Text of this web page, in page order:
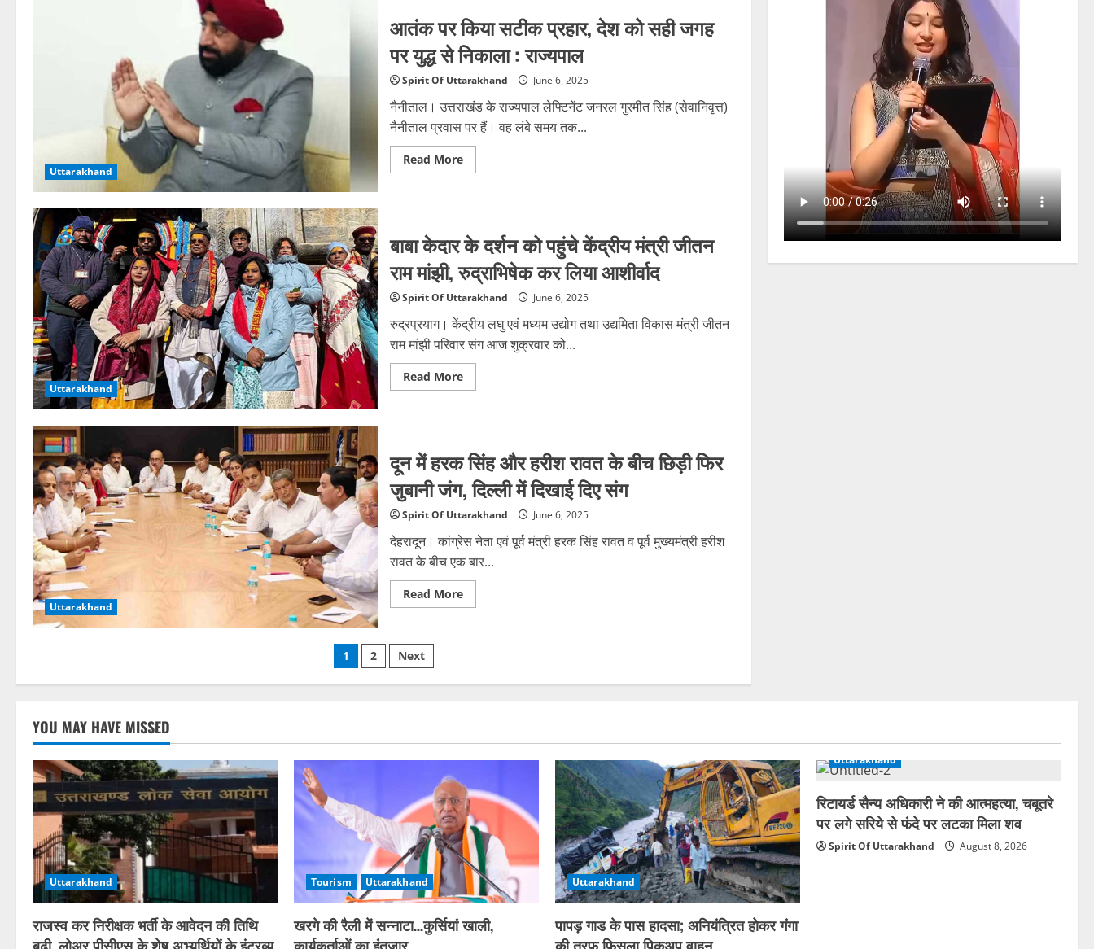
को
धमकाया,
फिर
अलमारी
से
चोरी
कराए
32
लाख
के
जेवर,
आरोपी
गिरफ्तार
Uttarakhand
आतंक पर किया सटीक प्रहार, देश को सही जगह
पर युद्ध से निकाला : राज्यपाल
Spirit Of Uttarakhand June 6, 2025
नैनीताल। उत्तराखंड के राज्यपाल लेफ्टिनेंट जनरल गुरमीत सिंह (सेवानिवृत्त)
नैनीताल प्रवास पर हैं। वह लंबे समय तक...
Read MoreRead
more
प्रहार,
देश
सही
जगह
पर
युद्ध
से
निकाला
:
राज्यपाल
Uttarakhand
बाबा केदार के दर्शन को पहुंचे केंद्रीय मंत्री जीतन
राम मांझी, रुद्राभिषेक कर लिया आशीर्वाद
Spirit Of Uttarakhand June 6, 2025
रुद्रप्रयाग। केंद्रीय लघु एवं मध्यम उद्योग तथा उद्यमिता विकास मंत्री जीतन
राम मांझी परिवार संग आज शुक्रवार को...
Read MoreRead
more
को
पहुंचे
केंद्रीय
मंत्री
जीतन
राम
रुद्राभिषेक
कर
लिया
आशीर्वाद
Uttarakhand
दून में हरक सिंह और हरीश रावत के बीच छिड़ी फिर
जुबानी जंग, दिल्ली में दिखाई दिए संग
Spirit Of Uttarakhand June 6, 2025
देहरादून। कांग्रेस नेता एवं पूर्व मंत्री हरक सिंह रावत व पूर्व मुख्यमंत्री हरीश
रावत के बीच एक बार...
Read MoreRead
more
हरीश
फिर
जंग,
में
दिखाई
दिए
संग
Posts
pagination
1 2 Next
YOU MAY HAVE MISSED
Uttarakhand
राजस्व कर निरीक्षक भर्ती के आवेदन की तिथि
Tourism Uttarakhand
खरगे की रैली में सन्नाटा…कुर्सियां खाली,
Uttarakhand
पापड़ गाड के पास हादसा; अनियंत्रित होकर गंगा
Uttarakhand
रिटायर्ड सैन्य अधिकारी ने की आत्महत्या, चबूतरे
पर लगे सरिये से फंदे पर लटका मिला शव
Spirit Of Uttarakhand August 8, 2026